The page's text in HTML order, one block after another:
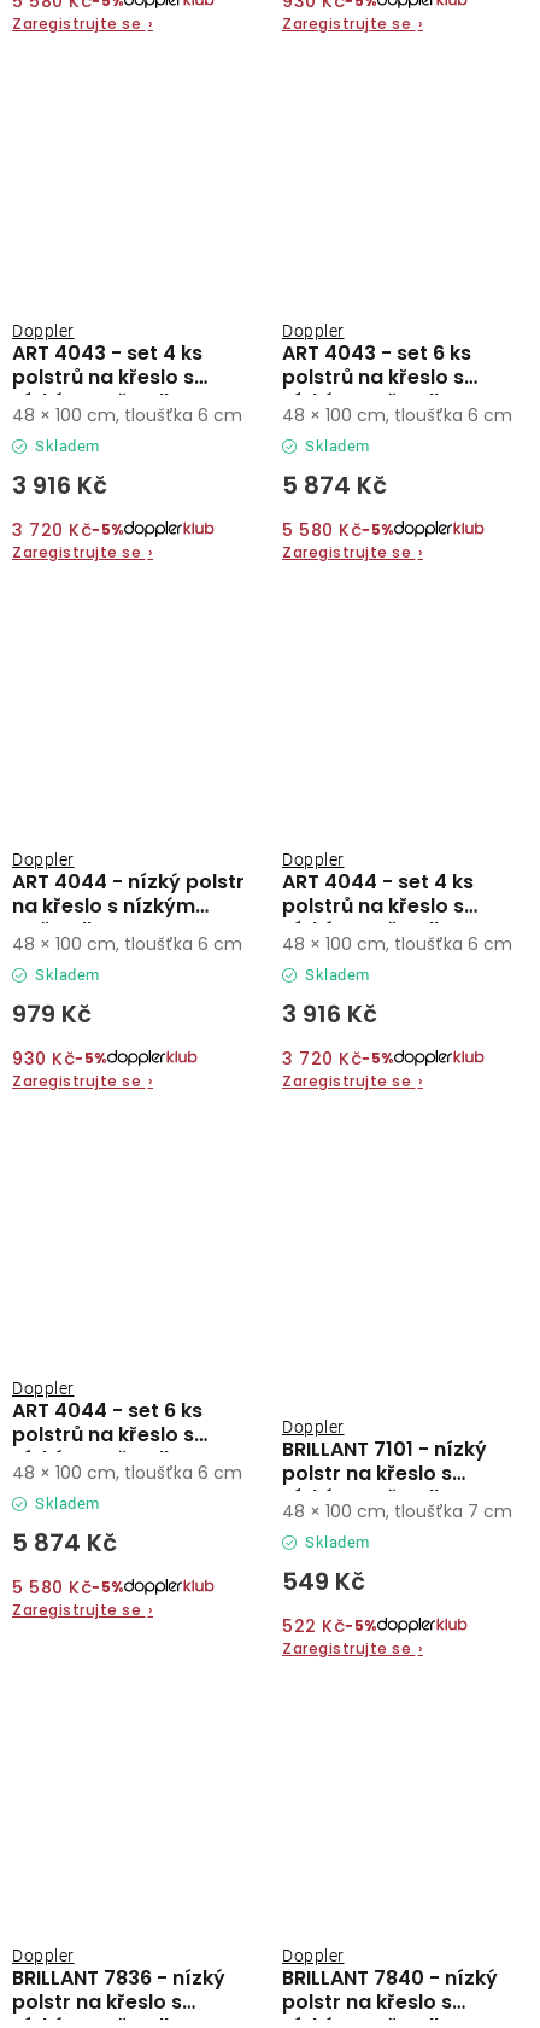
Zaregistrujte se ›
Zaregistrujte se ›
ART 4043 - set 4 ks
polstrů na křeslo s
nízkým opěradlem
Doppler
Skladem
3 916 Kč
3 720 Kč−5%
Zaregistrujte se ›
48 × 100 cm, tloušťka 6 cm
ART 4043 - set 6 ks
polstrů na křeslo s
nízkým opěradlem
Doppler
Skladem
5 874 Kč
5 580 Kč−5%
Zaregistrujte se ›
48 × 100 cm, tloušťka 6 cm
ART 4044 - nízký polstr
na křeslo s nízkým
opěradlem
Doppler
Skladem
979 Kč
930 Kč−5%
Zaregistrujte se ›
48 × 100 cm, tloušťka 6 cm
ART 4044 - set 4 ks
polstrů na křeslo s
nízkým opěradlem
Doppler
Skladem
3 916 Kč
3 720 Kč−5%
Zaregistrujte se ›
48 × 100 cm, tloušťka 6 cm
ART 4044 - set 6 ks
polstrů na křeslo s
nízkým opěradlem
Doppler
Skladem
5 874 Kč
5 580 Kč−5%
Zaregistrujte se ›
48 × 100 cm, tloušťka 6 cm
BRILLANT 7101 - nízký
polstr na křeslo s
nízkým opěradlem
Doppler
Skladem
549 Kč
522 Kč−5%
Zaregistrujte se ›
48 × 100 cm, tloušťka 7 cm
BRILLANT 7836 - nízký
polstr na křeslo s
Doppler
BRILLANT 7840 - nízký
polstr na křeslo s
Doppler